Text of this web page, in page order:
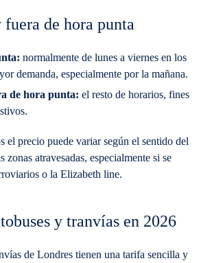
de hora punta
normalmente de lunes a viernes en los
demanda, especialmente por la mañana.
de hora punta: el resto de horarios, fines
el precio puede variar según el sentido del
atravesadas, especialmente si se
o la Elizabeth line.
y tranvías en 2026
de Londres tienen una tarifa sencilla y